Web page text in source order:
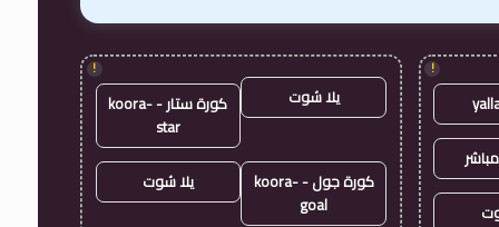
!
!
يلا شوت
كورة ستار - koora-
star
كورة جول - koora-
goal
يلا شوت